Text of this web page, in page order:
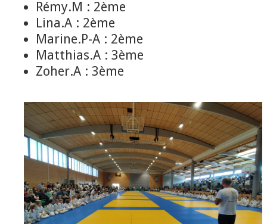
Rémy.M : 2ème
Lina.A : 2ème
Marine.P-A : 2ème
Matthias.A : 3ème
Zoher.A : 3ème